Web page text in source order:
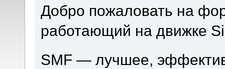
Добро пожаловать на
работающий на движке
SMF — лучшее,